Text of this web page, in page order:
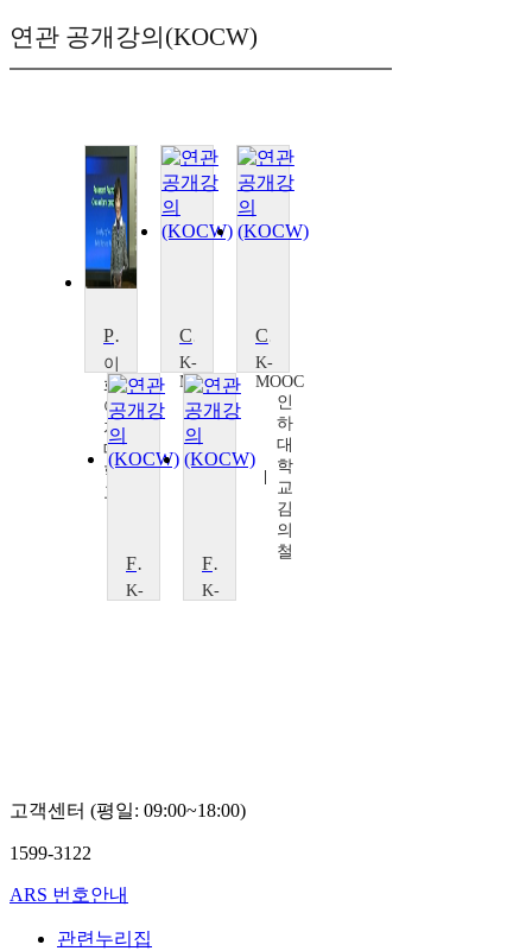
연관 공개강의(KOCW)
Psychology of Adolescence
이
화
여
자
대
학
교
경
Cultural Psychology
K-
MOOC
인
하
대
학
Cultural Psychology
K-
MOOC
인
하
대
학
교
김
의
철
Fundamentals of Psychology
K-
Fundamentals of Psychology
K-
고객센터 (평일: 09:00~18:00)
1599-3122
ARS 번호안내
관련누리집